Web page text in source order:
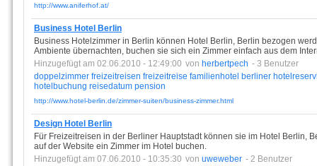
http://www.aniferhof.at/
Business Hotel Berlin
Business Hotelzimmer in Berlin können Hotel Berlin, Berlin bezogen
Ambiente übernachten, buchen sie sich ein Zimmer einfach aus dem
Hinzugefügt am 02.06.2010 - 12:49:00 von herbertpech - 3 Benutzer
doppelzimmer freizeitreisen freizeitreise familienhotel berliner
hotelbuchung reisedatum pension
http://www.hotel-berlin.de/zimmer-suiten/business-zimmer.html
Design Hotel Berlin
Für Freizeitreisen in der Berliner Hauptstadt können sie im Hotel Berlin,
auf der Website ein Zimmer im Hotel buchen.
Hinzugefügt am 07.06.2010 - 10:35:30 von uweweber - 2 Benutzer